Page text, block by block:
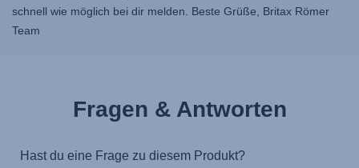
schnell wie möglich bei dir melden. Beste Grüße, Britax Römer
Team
Fragen & Antworten